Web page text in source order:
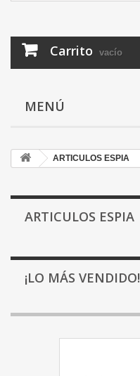
Carrito vacío
MENÚ
ARTICULOS ESPIA
ARTICULOS ESPIA
¡LO MÁS VENDIDO!